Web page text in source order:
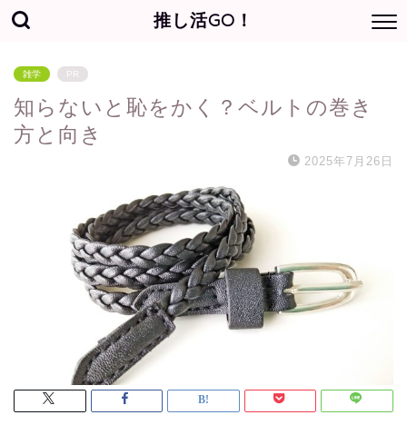
推し活GO！
雑学 PR
知らないと恥をかく？ベルトの巻き
方と向き
2025年7月26日